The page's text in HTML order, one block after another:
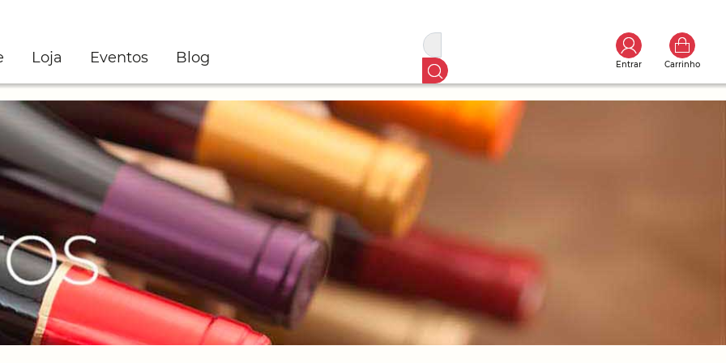
Loja Eventos Blog Entrar Carrinho